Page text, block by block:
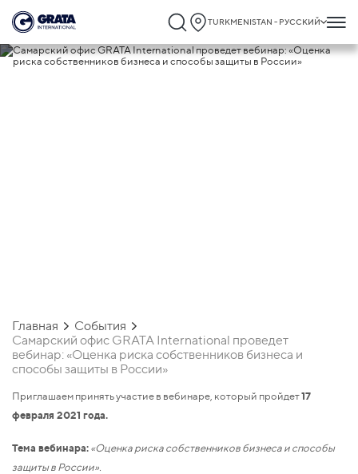
TURKMENISTAN - РУССКИЙ
Главная
События
Самарский офис GRATA International проведет
вебинар: «Оценка риска собственников бизнеса и
способы защиты в России»
Приглашаем принять участие в вебинаре, который пройдет17
февраля 2021 года.
Тема вебинара:«Оценка риска собственников бизнеса и способы
защиты в России».